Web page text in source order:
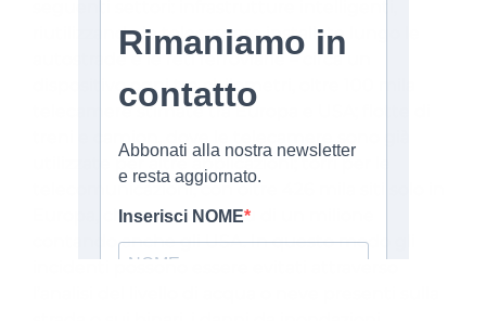
riutilizzando le telecamere installate lungo le
autostrade e le reti ferroviarie – circa un
dispositivo ogni tre chilometri, oltre 100 mila
telecamere stimate tra Europa e USA; flotte di
utilizzate per altre applicazioni; torri per le
telecomunicazioni, con oltre 426 mila siti solo in
Europa, che arrivano a più di un milione
contando anche gli USA. In questo modo gli